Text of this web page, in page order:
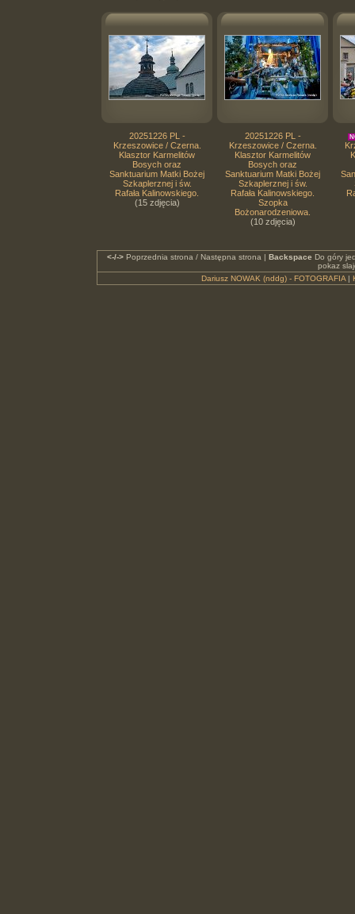
20251226 PL -
Krzeszowice / Czerna.
Klasztor Karmelitów
Bosych oraz
Sanktuarium Matki Bożej
Szkaplerznej i św.
Rafała Kalinowskiego.
(15 zdjęcia)
20251226 PL -
Krzeszowice / Czerna.
Klasztor Karmelitów
Bosych oraz
Sanktuarium Matki Bożej
Szkaplerznej i św.
Rafała Kalinowskiego.
Szopka
Bożonarodzeniowa.
(10 zdjęcia)
<-/->Poprzednia strona / Następna strona | Backspace Do góry
pokaz
Dariusz NOWAK (nddg) - FOTOGRAFIA |